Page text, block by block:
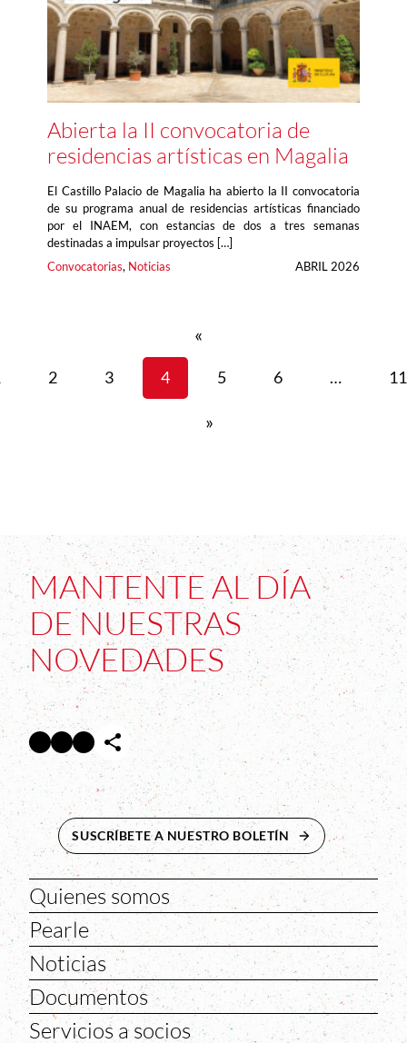
Abierta la II convocatoria de
residencias artísticas en Magalia
El Castillo Palacio de Magalia ha abierto la II convocatoria
de su programa anual de residencias artísticas financiado
por el INAEM, con estancias de dos a tres semanas
destinadas a impulsar proyectos […]
Convocatorias, Noticias ABRIL 2026
«
2 3 4 5 6 …
»
MANTENTE AL DÍA
DE NUESTRAS
NOVEDADES
Facebook Abre en nueva ventana
Twitter Abre en nueva ventana
InstagramAbre en nueva ventana
SUSCRÍBETE A NUESTRO BOLETÍN ABRE EN NUEVA
Quienes somos
Pearle
Noticias
Documentos
Servicios a socios